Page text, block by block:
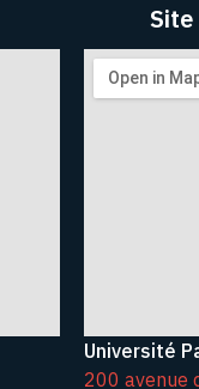
Université
200 avenue